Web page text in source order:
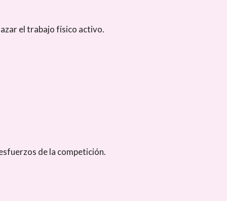
el trabajo físico activo.
de la competición.